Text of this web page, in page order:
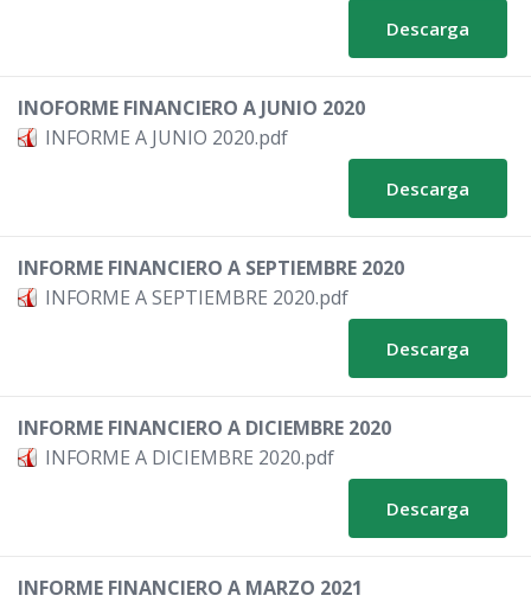
Descarga
INOFORME FINANCIERO A JUNIO 2020
INFORME A JUNIO 2020.pdf
Descarga
INFORME FINANCIERO A SEPTIEMBRE 2020
INFORME A SEPTIEMBRE 2020.pdf
Descarga
INFORME FINANCIERO A DICIEMBRE 2020
INFORME A DICIEMBRE 2020.pdf
Descarga
INFORME FINANCIERO A MARZO 2021